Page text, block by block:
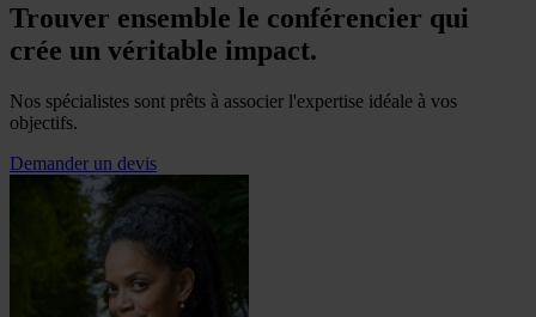
Trouver ensemble le conférencier qui
crée un véritable impact.
Nos spécialistes sont prêts à associer l'expertise idéale à vos
objectifs.
Demander un devis